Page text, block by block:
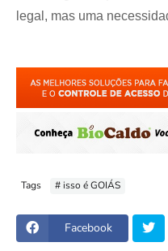
legal, mas uma
Tags # isso é GOIÁS
Facebook